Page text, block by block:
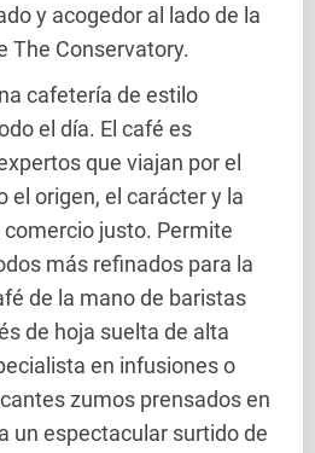
y acogedor al lado de la
The Conservatory.
cafetería de estilo
el día. El café es
que viajan por el
el origen, el carácter y la
justo. Permite
más refinados para la
de la mano de baristas
de hoja suelta de alta
en infusiones o
zumos prensados en
un espectacular surtido de